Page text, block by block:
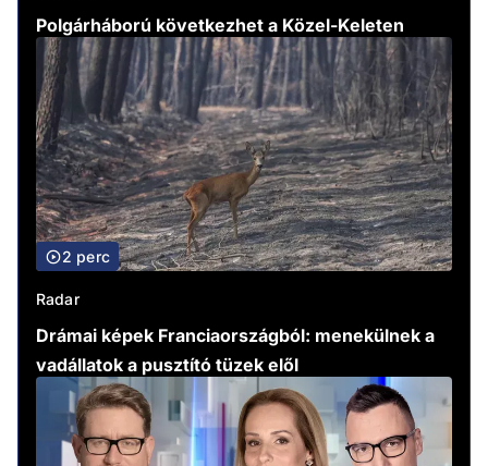
Polgárháború következhet a Közel-Keleten
2 perc
Radar
Drámai képek Franciaországból: menekülnek a
vadállatok a pusztító tüzek elől